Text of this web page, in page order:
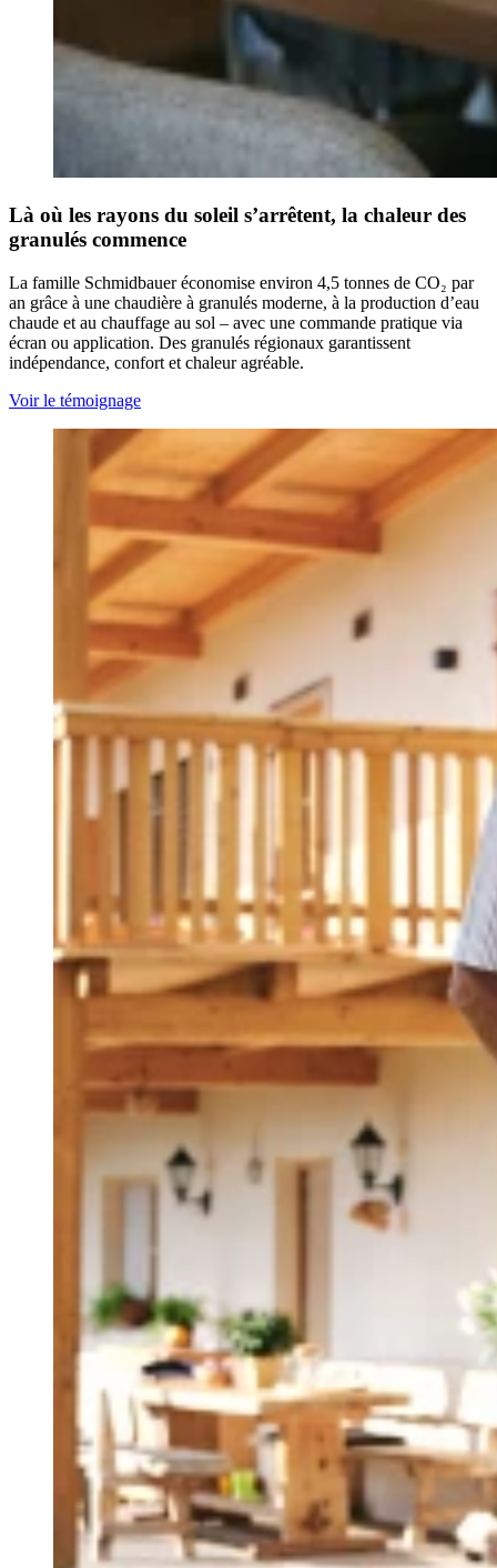
Là où les rayons du soleil s’arrêtent, la chaleur des
granulés commence
La famille Schmidbauer économise environ 4,5 tonnes de CO₂ par
an grâce à une chaudière à granulés moderne, à la production d’eau
chaude et au chauffage au sol – avec une commande pratique via
écran ou application. Des granulés régionaux garantissent
indépendance, confort et chaleur agréable.
Voir le témoignage